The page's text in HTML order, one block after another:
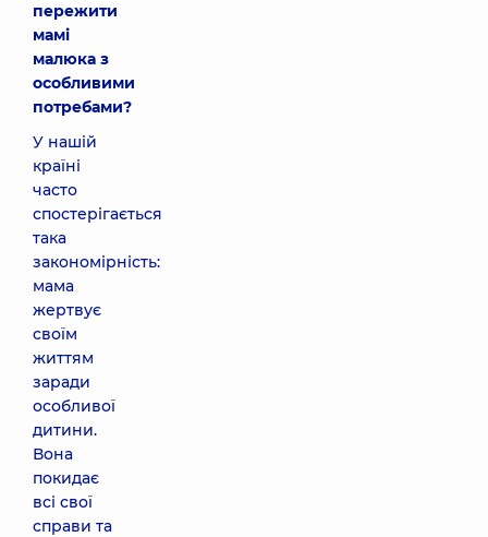
пережити
мамі
малюка з
особливими
потребами?
У нашій
країні
часто
спостерігається
така
закономірність:
мама
жертвує
своїм
життям
заради
особливої
дитини.
Вона
покидає
всі свої
справи та